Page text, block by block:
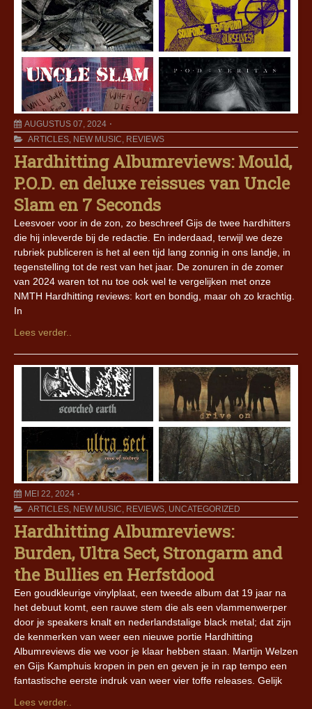
AUGUSTUS 07, 2024
ARTICLES, NEW MUSIC, REVIEWS
Hardhitting Albumreviews: Mould,
P.O.D. en deluxe reissues van Uncle
Slam en 7 Seconds
Leesvoer voor in de zon, zo beschreef Gijs de twee hardhitters
die hij inleverde bij de redactie. En inderdaad, terwijl we deze
rubriek publiceren is het al een tijd lang zonnig in ons landje, in
tegenstelling tot de rest van het jaar. De zonuren in de zomer
van 2024 waren tot nu toe ook wel te vergelijken met onze
NMTH Hardhitting reviews: kort en bondig, maar oh zo krachtig.
In
Lees verder..
MEI 22, 2024
ARTICLES, NEW MUSIC, REVIEWS, UNCATEGORIZED
Hardhitting Albumreviews:
Burden, Ultra Sect, Strongarm and
the Bullies en Herfstdood
Een goudkleurige vinylplaat, een tweede album dat 19 jaar na
het debuut komt, een rauwe stem die als een vlammenwerper
door je speakers knalt en nederlandstalige black metal; dat zijn
de kenmerken van weer een nieuwe portie Hardhitting
Albumreviews die we voor je klaar hebben staan. Martijn Welzen
en Gijs Kamphuis kropen in pen en geven je in rap tempo een
fantastische eerste indruk van weer vier toffe releases. Gelijk
Lees verder..